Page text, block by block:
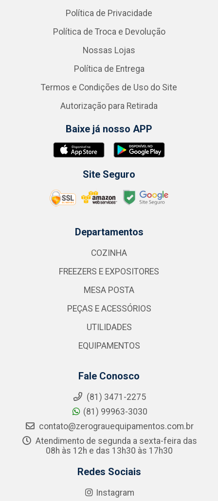
Política de Privacidade
Política de Troca e Devolução
Nossas Lojas
Política de Entrega
Termos e Condições de Uso do Site
Autorização para Retirada
Baixe já nosso APP
Site Seguro
Departamentos
COZINHA
FREEZERS E EXPOSITORES
MESA POSTA
PEÇAS E ACESSÓRIOS
UTILIDADES
EQUIPAMENTOS
Fale Conosco
(81) 3471-2275
(81) 99963-3030
contato@zerograuequipamentos.com.br
Atendimento de segunda a sexta-feira das
08h às 12h e das 13h30 às 17h30
Redes Sociais
Instagram